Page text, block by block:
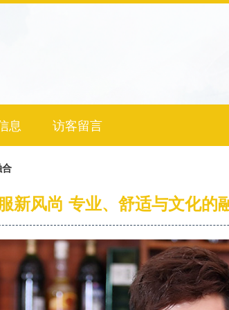
息 访客留言
合
新风尚 专业、舒适与文化的